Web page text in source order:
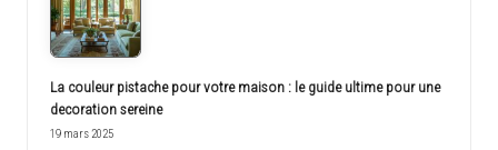
La couleur pistache pour votre maison : le guide ultime pour une
decoration sereine
19 mars 2025